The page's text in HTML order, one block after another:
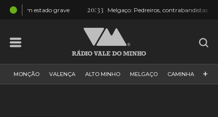
20:33 Melgaço: Pedreiros, contrabandistas de volfrâmio… e até
MONÇÃO VALENÇA ALTO MINHO MELGAÇO CAMINHA +